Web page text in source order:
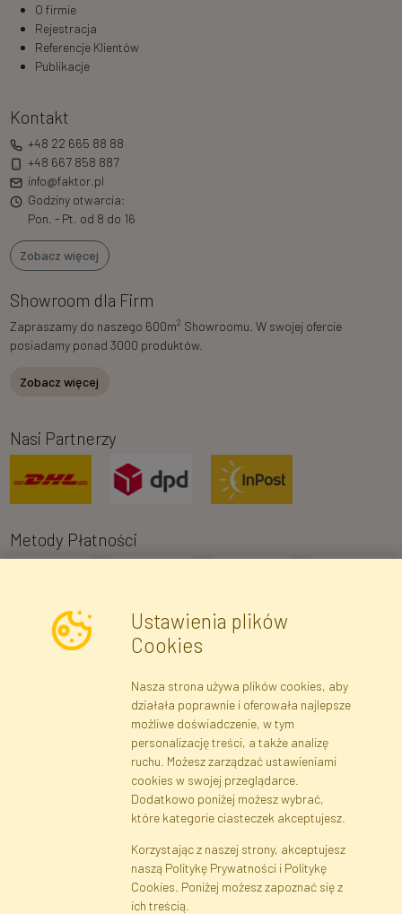
O firmie
Rejestracja
Referencje Klientów
Publikacje
Kontakt
+48 22 665 88 88
+48 667 858 887
info@faktor.pl
Godziny otwarcia:
Pon. - Pt. od 8 do 16
Zobacz więcej
Showroom dla Firm
Zapraszamy do naszego 600m2 Showroomu. W swojej ofercie
posiadamy ponad 3000 produktów.
Zobacz więcej
Nasi Partnerzy
Metody Płatności
Zapisz się
Dane rejestrowe Regulamin
Polityka Prywatności
Pomoc
Mapa serwisu
Cookies Język
Ustawienia plików
Cookies
Nasza strona używa plików cookies, aby
działała poprawnie i oferowała najlepsze
możliwe doświadczenie, w tym
personalizację treści, a także analizę
ruchu. Możesz zarządzać ustawieniami
cookies w swojej przeglądarce.
Dodatkowo poniżej możesz wybrać,
które kategorie ciasteczek akceptujesz.
Korzystając z naszej strony, akceptujesz
naszą Politykę Prywatności i Politykę
Cookies. Poniżej możesz zapoznać się z
ich treścią.